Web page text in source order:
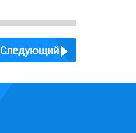
Следующий